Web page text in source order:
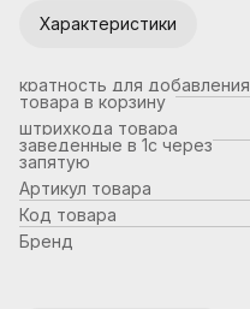
Характеристики
кратность для добавления
товара в корзину
штрихкода товара
заведенные в 1с через
запятую
Артикул товара
Код товара
Бренд